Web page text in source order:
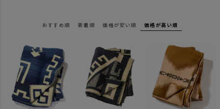
おすすめ順 新着順 価格が安い順 価格が高い順